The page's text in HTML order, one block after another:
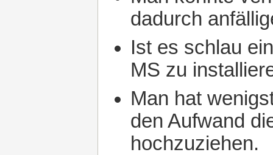
dadurch
Ist es schlau
MS zu
Man hat
den Aufwand
hochzuziehen.